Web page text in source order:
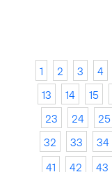
1 2 3 4
13
14 15
23
24 25
32
33 34
41
42 43